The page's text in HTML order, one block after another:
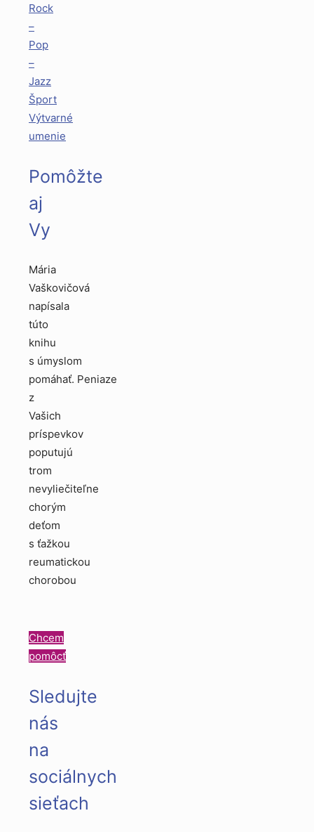
Rock
–
Pop
–
Jazz
Šport
Výtvarné
umenie
Pomôžte
aj
Vy
Mária
Vaškovičová
napísala
túto
knihu
s úmyslom
pomáhať. Peniaze
z
Vašich
príspevkov
poputujú
trom
nevyliečiteľne
chorým
deťom
s ťažkou
reumatickou
chorobou
Chcem
pomôcť
Sledujte
nás
na
sociálnych
sieťach